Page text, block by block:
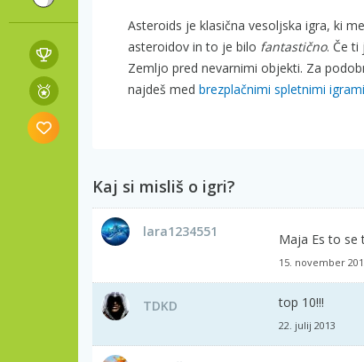
Asteroids je klasična vesoljska igra, ki
asteroidov in to je bilo fantastično. Če ti
Zemljo pred nevarnimi objekti. Za
najdeš med brezplačnimi spletnimi igrami
Kaj si misliš o igri?
lara1234551 Maja Es to se
15. november
TDKD top 10!!!
22. julij 2013